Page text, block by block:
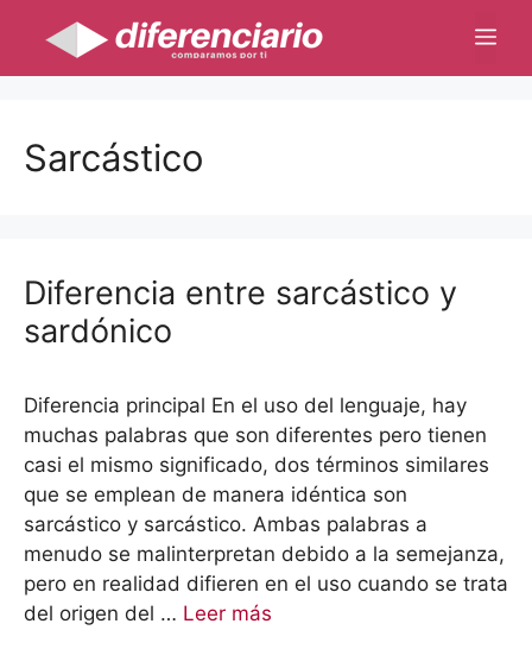
contenido
Sarcástico
Diferencia entre sarcástico y
sardónico
Diferencia principal En el uso del lenguaje, hay
muchas palabras que son diferentes pero tienen
casi el mismo significado, dos términos similares
que se emplean de manera idéntica son
sarcástico y sarcástico. Ambas palabras a
menudo se malinterpretan debido a la semejanza,
pero en realidad difieren en el uso cuando se trata
del origen del … Leer más